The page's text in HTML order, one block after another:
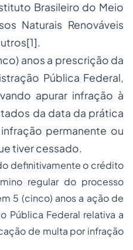
Brasileiro do Meio
Naturais Renováveis
[1].
anos a prescrição da
Pública Federal,
apurar infração à
da data da prática
permanente ou
tiver cessado.
definitivamente o crédito
regular do processo
5 (cinco) anos a ação de
Pública Federal relativa a
de multa por infração